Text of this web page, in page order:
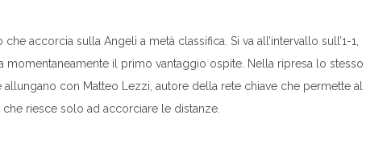
accorcia sulla Angeli a metà classifica. Si va all’intervallo sull’1-1,
momentaneamente il primo vantaggio ospite. Nella ripresa lo stesso
allungano con Matteo Lezzi, autore della rete chiave che permette al
riesce solo ad accorciare le distanze.